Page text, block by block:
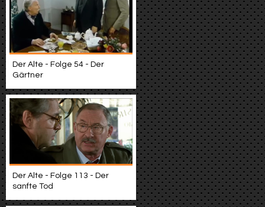
Der Alte - Folge 54 - Der
Gärtner
Der Alte - Folge 113 - Der
sanfte Tod